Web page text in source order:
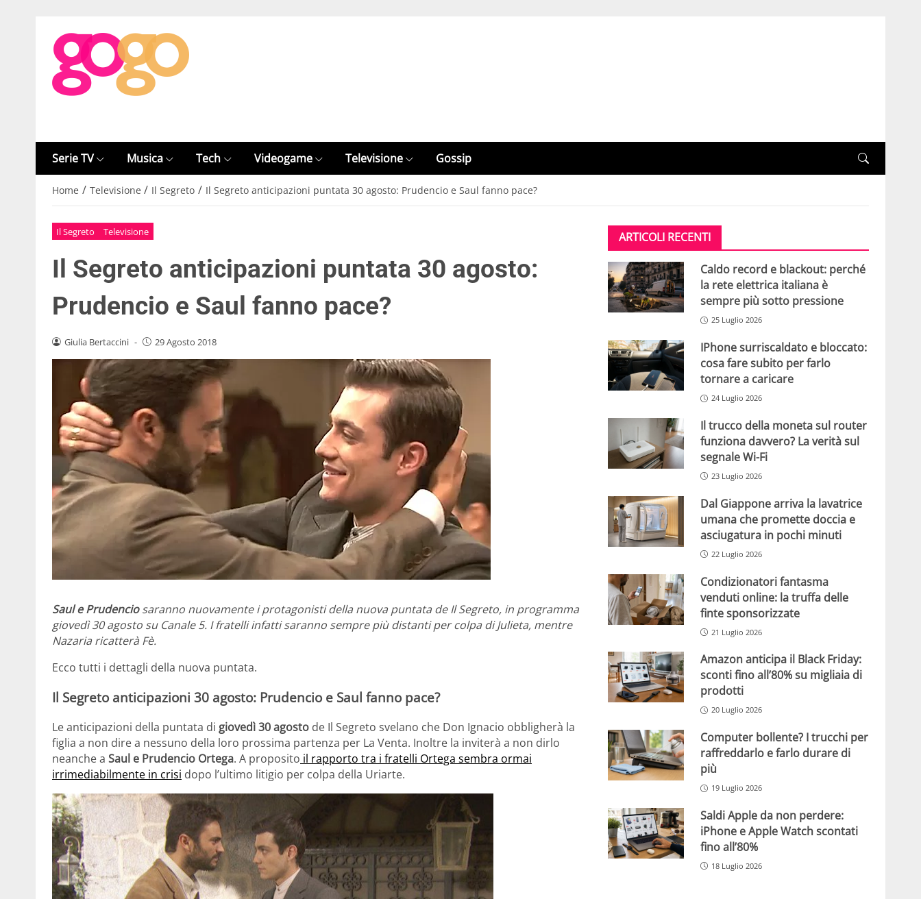
Serie TV Musica Tech Videogame Televisione Gossip
Home / Televisione / Il Segreto / Il Segreto anticipazioni puntata 30 agosto: Prudencio e Saul fanno pace?
Il Segreto Televisione
Il Segreto anticipazioni puntata 30 agosto:
Prudencio e Saul fanno pace?
Giulia Bertaccini - 29 Agosto 2018
Saul e Prudenciosaranno nuovamente i protagonisti della nuova puntata de Il Segreto, in programma
giovedì 30 agosto su Canale 5. I fratelli infatti saranno sempre più distanti per colpa di Julieta, mentre
Nazaria ricatterà Fè.
Ecco tutti i dettagli della nuova puntata.
Il Segreto anticipazioni 30 agosto: Prudencio e Saul fanno pace?
Le anticipazioni della puntata di giovedì 30 agosto de Il Segreto svelano che Don Ignacio obbligherà la
figlia a non dire a nessuno della loro prossima partenza per La Venta. Inoltre la inviterà a non dirlo
neanche a Saul e Prudencio Ortega. A proposito il rapporto tra i fratelli Ortega sembra ormai
irrimediabilmente in crisi dopo l’ultimo litigio per colpa della Uriarte.
ARTICOLI RECENTI
Caldo record e blackout: perché
la rete elettrica italiana è
sempre più sotto pressione
25 Luglio 2026
IPhone surriscaldato e bloccato:
cosa fare subito per farlo
tornare a caricare
24 Luglio 2026
Il trucco della moneta sul router
funziona davvero? La verità sul
segnale Wi-Fi
23 Luglio 2026
Dal Giappone arriva la lavatrice
umana che promette doccia e
asciugatura in pochi minuti
22 Luglio 2026
Condizionatori fantasma
venduti online: la truffa delle
finte sponsorizzate
21 Luglio 2026
Amazon anticipa il Black Friday:
sconti fino all’80% su migliaia di
prodotti
20 Luglio 2026
Computer bollente? I trucchi per
raffreddarlo e farlo durare di
più
19 Luglio 2026
Saldi Apple da non perdere:
iPhone e Apple Watch scontati
fino all’80%
18 Luglio 2026